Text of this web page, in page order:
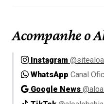
Acompanhe o
Instagram
WhatsApp Canal
Google News